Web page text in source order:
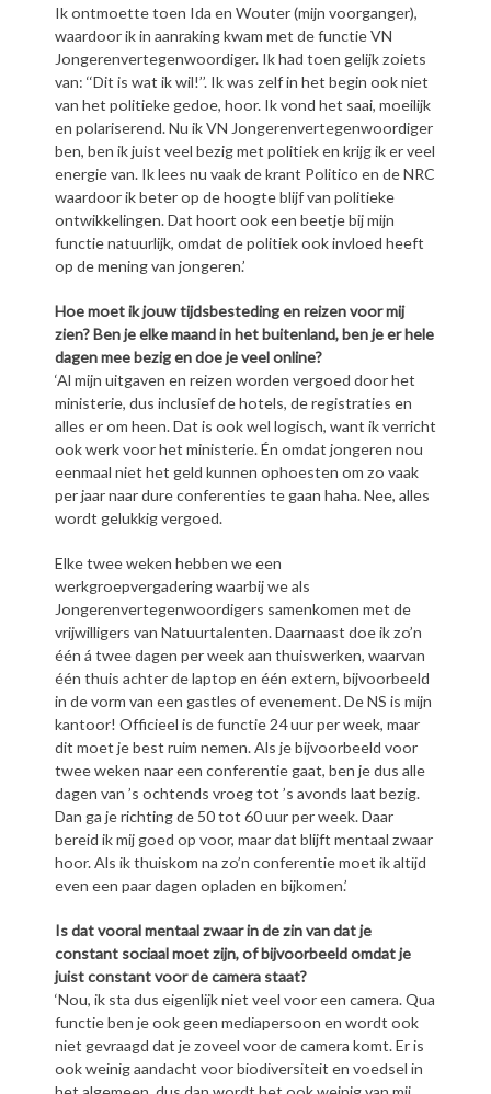
Ik ontmoette toen Ida en Wouter (mijn voorganger),
waardoor ik in aanraking kwam met de functie VN
Jongerenvertegenwoordiger. Ik had toen gelijk zoiets
van: ‘‘Dit is wat ik wil!’’. Ik was zelf in het begin ook niet
van het politieke gedoe, hoor. Ik vond het saai, moeilijk
en polariserend. Nu ik VN Jongerenvertegenwoordiger
ben, ben ik juist veel bezig met politiek en krijg ik er veel
energie van. Ik lees nu vaak de krant Politico en de NRC
waardoor ik beter op de hoogte blijf van politieke
ontwikkelingen. Dat hoort ook een beetje bij mijn
functie natuurlijk, omdat de politiek ook invloed heeft
op de mening van jongeren.’
Hoe moet ik jouw tijdsbesteding en reizen voor mij
zien? Ben je elke maand in het buitenland, ben je er hele
dagen mee bezig en doe je veel online?
‘Al mijn uitgaven en reizen worden vergoed door het
ministerie, dus inclusief de hotels, de registraties en
alles er om heen. Dat is ook wel logisch, want ik verricht
ook werk voor het ministerie. Én omdat jongeren nou
eenmaal niet het geld kunnen ophoesten om zo vaak
per jaar naar dure conferenties te gaan haha. Nee, alles
wordt gelukkig vergoed.
Elke twee weken hebben we een
werkgroepvergadering waarbij we als
Jongerenvertegenwoordigers samenkomen met de
vrijwilligers van Natuurtalenten. Daarnaast doe ik zo’n
één á twee dagen per week aan thuiswerken, waarvan
één thuis achter de laptop en één extern, bijvoorbeeld
in de vorm van een gastles of evenement. De NS is mijn
kantoor! Officieel is de functie 24 uur per week, maar
dit moet je best ruim nemen. Als je bijvoorbeeld voor
twee weken naar een conferentie gaat, ben je dus alle
dagen van ’s ochtends vroeg tot ’s avonds laat bezig.
Dan ga je richting de 50 tot 60 uur per week. Daar
bereid ik mij goed op voor, maar dat blijft mentaal zwaar
hoor. Als ik thuiskom na zo’n conferentie moet ik altijd
even een paar dagen opladen en bijkomen.’
Is dat vooral mentaal zwaar in de zin van dat je
constant sociaal moet zijn, of bijvoorbeeld omdat je
juist constant voor de camera staat?
‘Nou, ik sta dus eigenlijk niet veel voor een camera. Qua
functie ben je ook geen mediapersoon en wordt ook
niet gevraagd dat je zoveel voor de camera komt. Er is
ook weinig aandacht voor biodiversiteit en voedsel in